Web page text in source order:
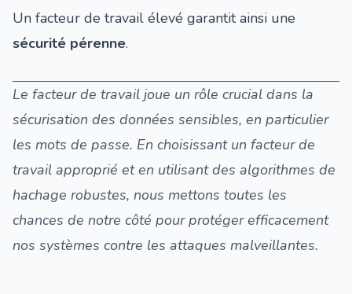
Un facteur de travail élevé garantit ainsi une
sécurité pérenne.
Le facteur de travail joue un rôle crucial dans la
sécurisation des données sensibles, en particulier
les mots de passe. En choisissant un facteur de
travail approprié et en utilisant des algorithmes de
hachage robustes, nous mettons toutes les
chances de notre côté pour protéger efficacement
nos systèmes contre les attaques malveillantes.